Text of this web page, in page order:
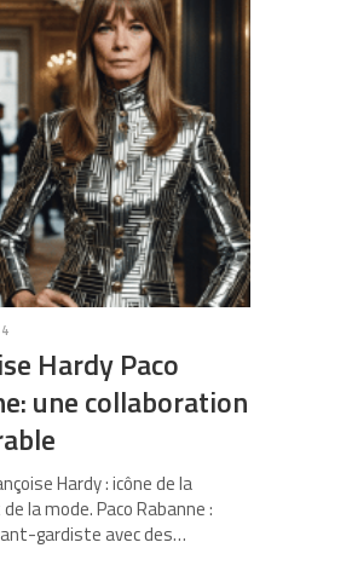
Hardy Paco
une collaboration
Hardy : icône de la
la mode. Paco Rabanne :
gardiste avec des…